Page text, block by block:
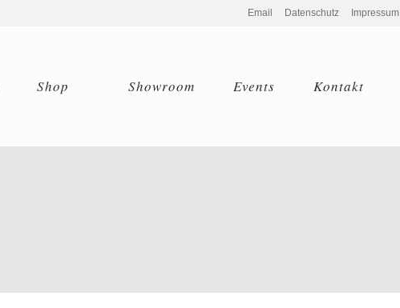
Email Datenschutz Impressum
Shop Showroom Events Kontakt